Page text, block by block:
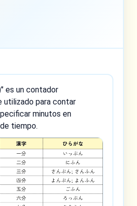
es un contador
utilizado para contar
minutos en
tiempo.